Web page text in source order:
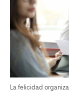
La felicidad